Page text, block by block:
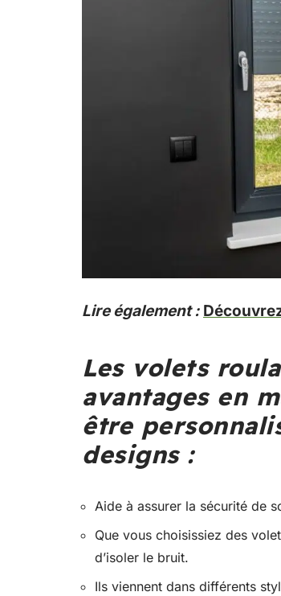
Lire également :
Les volets
avantages en
être
designs :
Aide à assurer la sécurité de
Que vous choisissiez des
d’isoler le bruit.
Ils viennent dans différents